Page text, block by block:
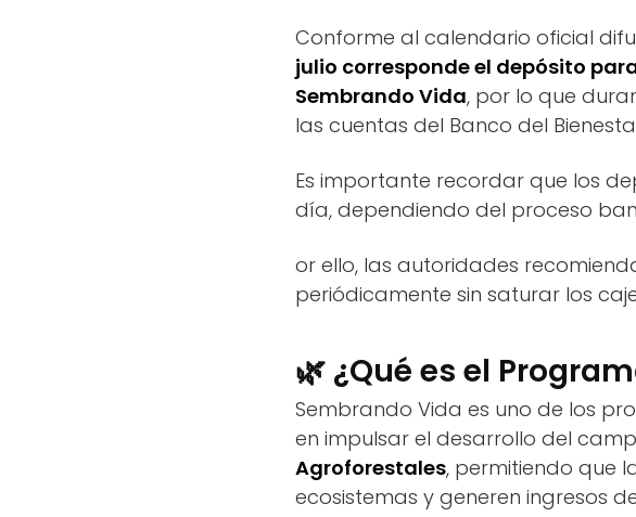
Conforme al calendario oficial
julio corresponde el depósito
Sembrando Vida, por lo que
las cuentas del Banco del
Es importante recordar que los
día, dependiendo del proceso
or ello, las autoridades
periódicamente sin saturar los
🌿 ¿Qué es el
Sembrando Vida es uno de los
en impulsar el desarrollo del
Agroforestales, permitiendo que
ecosistemas y generen ingresos